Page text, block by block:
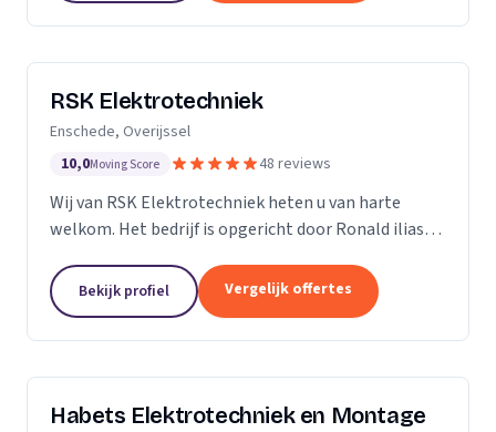
RSK Elektrotechniek
Enschede, Overijssel
10,0Moving Score 48 reviews
Wij van RSK Elektrotechniek heten u van harte
welkom. Het bedrijf is opgericht door Ronald ilias
opgericht op 25 juli 2021. Als gecertificeerde
aannemers...
Bekijk profiel Vergelijk offertes
Habets Elektrotechniek en Montage